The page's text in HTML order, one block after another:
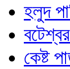
হলুদ
কেষ্ট